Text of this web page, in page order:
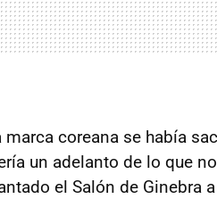
marca coreana se había
un adelanto de lo que
el Salón de Ginebra